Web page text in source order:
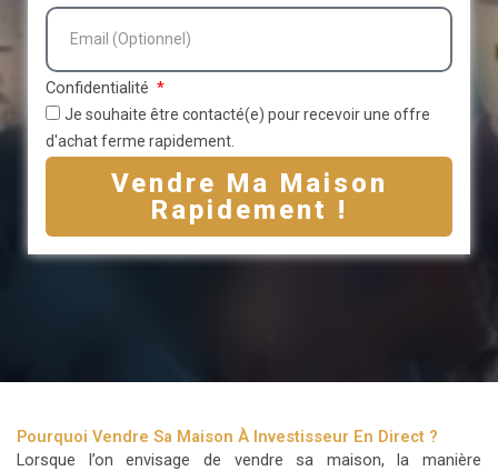
Confidentialité
Je souhaite être contacté(e) pour recevoir une offre
d'achat ferme rapidement.
Vendre Ma Maison
Rapidement !
Pourquoi Vendre Sa Maison À Investisseur En Direct ?
Lorsque l’on envisage de vendre sa maison, la manière